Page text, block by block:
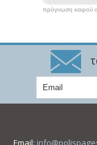
πρόγνωση καιρού
Email: